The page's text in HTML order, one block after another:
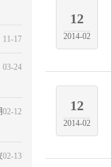
11-17
03-24
02-12
02-13
12
2014-02
12
2014-02